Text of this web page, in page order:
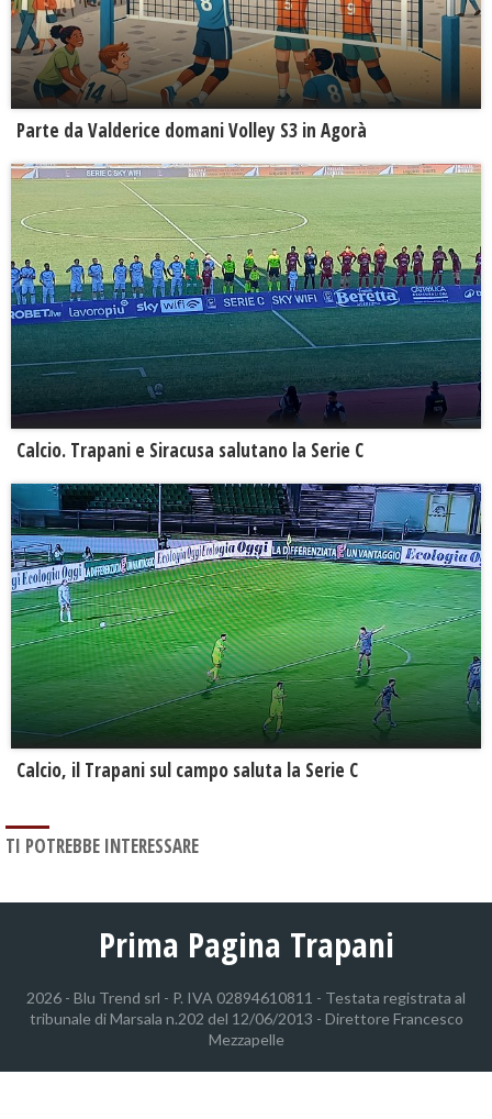
Parte da Valderice domani Volley S3 in Agorà
Calcio. Trapani e Siracusa salutano la Serie C
Calcio, il Trapani sul campo saluta la Serie C
TI POTREBBE INTERESSARE
Prima Pagina Trapani
2026 - Blu Trend srl - P. IVA 02894610811 - Testata registrata al
tribunale di Marsala n.202 del 12/06/2013 - Direttore Francesco
Mezzapelle